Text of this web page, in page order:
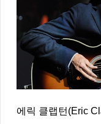
에릭 클랩턴(Eric